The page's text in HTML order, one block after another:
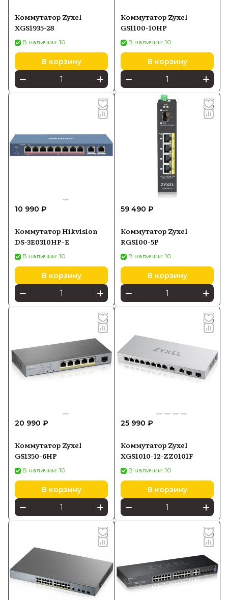
Коммутатор Zyxel
XGS1935-28
В наличии: 10
В корзину
Коммутатор Zyxel
GS1100-10HP
В наличии: 10
В корзину
10 990 ₽
Коммутатор Hikvision
DS-3E0310HP-E
В наличии: 10
В корзину
59 490 ₽
Коммутатор Zyxel
RGS100-5P
В наличии: 10
В корзину
20 990 ₽
Коммутатор Zyxel
GS1350-6HP
В наличии: 10
В корзину
25 990 ₽
Коммутатор Zyxel
XGS1010-12-ZZ0101F
В наличии: 10
В корзину